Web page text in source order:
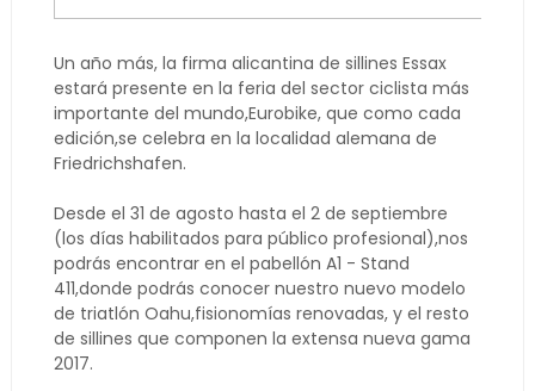
Un año más, la firma alicantina de sillines Essax
estará presente en la feria del sector ciclista más
importante del mundo,Eurobike, que como cada
edición,se celebra en la localidad alemana de
Friedrichshafen.
Desde el 31 de agosto hasta el 2 de septiembre
(los días habilitados para público profesional),nos
podrás encontrar en el pabellón A1 - Stand
411,donde podrás conocer nuestro nuevo modelo
de triatlón Oahu,fisionomías renovadas, y el resto
de sillines que componen la extensa nueva gama
2017.